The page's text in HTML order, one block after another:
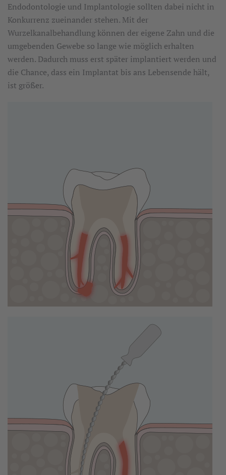
Endodontologie und Implantologie sollten dabei nicht in
Konkurrenz zueinander stehen. Mit der
Wurzelkanalbehandlung können der eigene Zahn und die
umgebenden Gewebe so lange wie möglich erhalten
werden. Dadurch muss erst später implantiert werden und
die Chance, dass ein Implantat bis ans Lebensende hält,
ist größer.